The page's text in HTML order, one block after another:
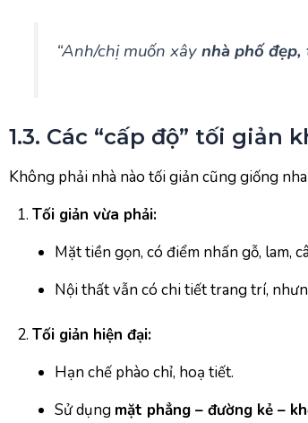
“Anh/chị muốn xâynhà phố
1.3. Các “cấp độ” tối giản
Không phải nhà nào tối giản cũng giống
Tối giản vừa phải:
Mặt tiền gọn, có điểm nhấn gỗ, lam,
Nội thất vẫn có chi tiết trang trí,
Tối giản hiện đại:
Hạn chế phào chỉ, hoạ tiết.
Sử dụng mặt phẳng – đường kẻ –